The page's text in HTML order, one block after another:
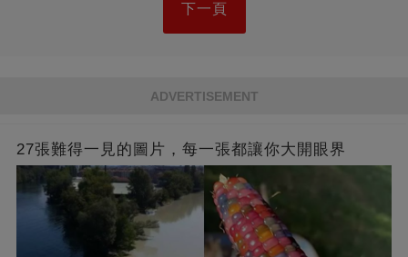
下一頁
ADVERTISEMENT
27張難得一見的圖片，每一張都讓你大開眼界